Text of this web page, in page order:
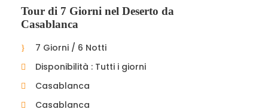
Tour di 7 Giorni nel Deserto da
Casablanca
7 Giorni / 6 Notti
Disponibilità : Tutti i giorni
Casablanca
Casablanca